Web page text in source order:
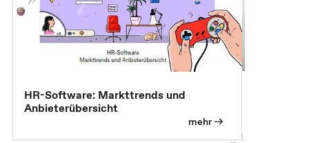
HR-Software: Markttrends und
Anbieterübersicht
mehr